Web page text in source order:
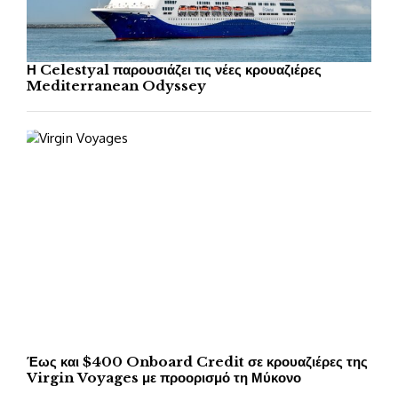
Η Celestyal παρουσιάζει τις νέες κρουαζιέρες
Mediterranean Odyssey
Έως και $400 Onboard Credit σε κρουαζιέρες της
Virgin Voyages με προορισμό τη Μύκονο